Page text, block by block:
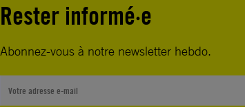
Rester informé·e
Abonnez-vous à notre newsletter hebdo.